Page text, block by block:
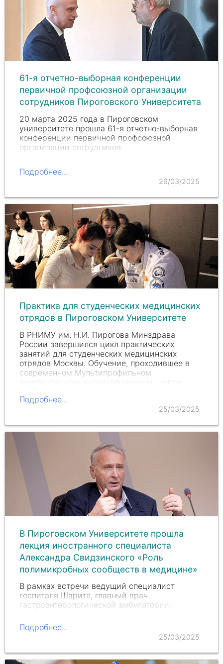
61-я отчетно-выборная конференции
первичной профсоюзной организации
сотрудников Пироговского Университета
20 марта 2025 года в Пироговском
университете прошла 61-я отчетно-выборная
конференции первичной профсоюзной
организации сотрудников.
Подробнее...
26/03/2025
Практика для студенческих медицинских
отрядов в Пироговском Университете
В РНИМУ им. Н.И. Пирогова Минздрава
России завершился цикл практических
занятий для студенческих медицинских
отрядов Москвы. Обучение, проходившее в
современном Мультипрофильном
Подробнее...
25/03/2025
В Пироговском Университете прошла
лекция иностранного специалиста
Александра Свидзинского «Роль
полимикробных сообществ в медицине»
В рамках встречи ведущий специалист
госпиталя Шарите, главный врач
гастроэнтерологической амбулатории,
лаборатории университета им. Гумбольдта
(Берлин, Германия)
Александр Свидзинский
Подробнее...
25/03/2025